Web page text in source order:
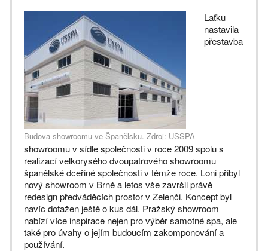
Budova showroomu ve Španělsku. Zdroj: USSPA
Laťku
nastavila
přestavba
showroomu v sídle společnosti v roce 2009 spolu s
realizací velkorysého dvoupatrového showroomu
španělské dceřiné společnosti v témže roce. Loni přibyl
nový showroom v Brně a letos vše završil právě
redesign předváděcích prostor v Zelenči. Koncept byl
navíc dotažen ještě o kus dál. Pražský showroom
nabízí více inspirace nejen pro výběr samotné spa, ale
také pro úvahy o jejím budoucím zakomponování a
používání.